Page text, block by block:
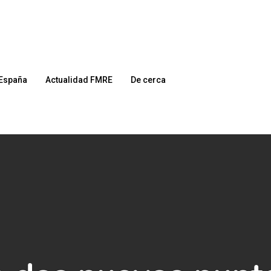
Actualidad FMRE De cerca